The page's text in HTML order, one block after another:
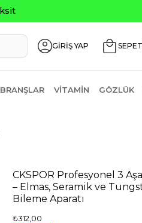
GİRİŞ YAP
BRANŞLAR VITAMIN GÖZLÜK
CKSPOR Profesyonel 3
– Elmas, Seramik ve
Bileme Aparatı
₺312,00